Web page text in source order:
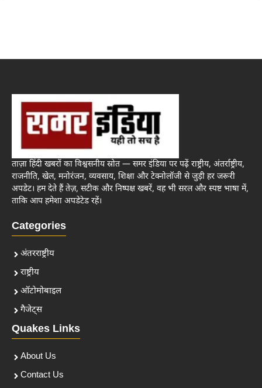
ताज़ा हिंदी खबरों का विश्वसनीय स्रोत — समर इंडिया पर पढ़ें राष्ट्रीय, अंतर्राष्ट्रीय,
राजनीति, खेल, मनोरंजन, व्यवसाय, शिक्षा और टेक्नोलॉजी से जुड़ी हर जरूरी
अपडेट। हम देते हैं तेज़, सटीक और निष्पक्ष खबरें, वह भी सरल और स्पष्ट भाषा में,
ताकि आप हमेशा अपडेटेड रहें।
Categories
अंतरराष्ट्रीय
राष्ट्रीय
ऑटोमोबाइल
गैजेट्स
Quakes Links
About Us
Contact Us